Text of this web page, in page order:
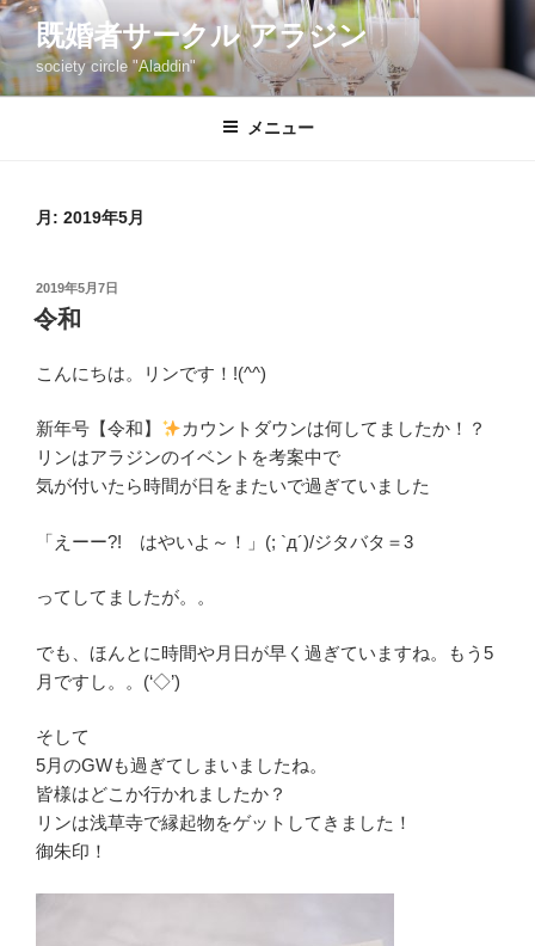
コ
ン
テ
ン
既婚者サークル アラジン
society circle "Aladdin"
メニュー
月: 2019年5月
投
稿
日:
2019年5月7日
令和
こんにちは。リンです！!(^^)
新年号【令和】
カウントダウンは何してましたか！？
リンはアラジンのイベントを考案中で
気が付いたら時間が日をまたいで過ぎていました
「えーー?! はやいよ～！」(; `д´)/ジタバタ＝3
ってしてましたが。。
でも、ほんとに時間や月日が早く過ぎていますね。もう5
月ですし。。(‘◇’)
そして
5月のGWも過ぎてしまいましたね。
皆様はどこか行かれましたか？
リンは浅草寺で縁起物をゲットしてきました！
御朱印！